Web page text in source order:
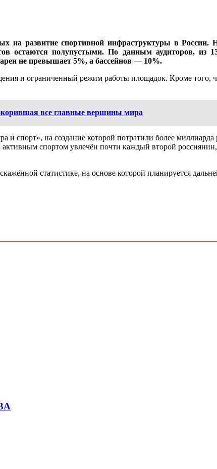
на развитие спортивной инфраструктуры в
полупустыми. По данным аудиторов, из
не превышает 5%, а бассейнов — 10%.
и ограниченный режим работы площадок. Кроме того,
все главные вершины мира
спорт», на создание которой потратили более
спортом увлечён почти каждый второй
статистике, на основе которой планируется